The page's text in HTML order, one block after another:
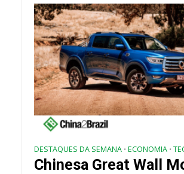
DESTAQUES DA SEMANA • ECONOMIA •
Chinesa Great Wall